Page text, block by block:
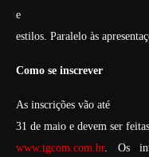
e
estilos. Paralelo às
Como se inscrever
As inscrições vão até
31 de maio e devem ser
www.tgcom.com.br. Os